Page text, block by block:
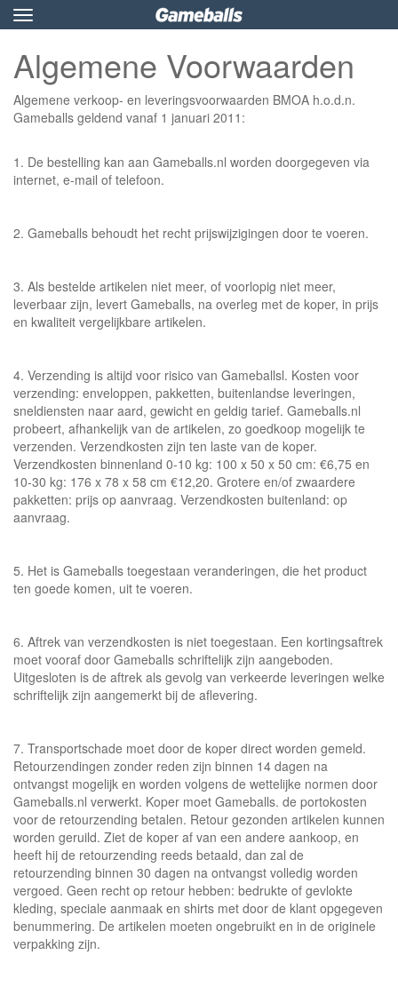
Toggle
navigation
Algemene Voorwaarden
Algemene verkoop- en leveringsvoorwaarden BMOA h.o.d.n.
Gameballs geldend vanaf 1 januari 2011:
1. De bestelling kan aan Gameballs.nl worden doorgegeven via
internet, e-mail of telefoon.
2. Gameballs behoudt het recht prijswijzigingen door te voeren.
3. Als bestelde artikelen niet meer, of voorlopig niet meer,
leverbaar zijn, levert Gameballs, na overleg met de koper, in prijs
en kwaliteit vergelijkbare artikelen.
4. Verzending is altijd voor risico van Gameballsl. Kosten voor
verzending: enveloppen, pakketten, buitenlandse leveringen,
sneldiensten naar aard, gewicht en geldig tarief. Gameballs.nl
probeert, afhankelijk van de artikelen, zo goedkoop mogelijk te
verzenden. Verzendkosten zijn ten laste van de koper.
Verzendkosten binnenland 0-10 kg: 100 x 50 x 50 cm: €6,75 en
10-30 kg: 176 x 78 x 58 cm €12,20. Grotere en/of zwaardere
pakketten: prijs op aanvraag. Verzendkosten buitenland: op
aanvraag.
5. Het is Gameballs toegestaan veranderingen, die het product
ten goede komen, uit te voeren.
6. Aftrek van verzendkosten is niet toegestaan. Een kortingsaftrek
moet vooraf door Gameballs schriftelijk zijn aangeboden.
Uitgesloten is de aftrek als gevolg van verkeerde leveringen welke
schriftelijk zijn aangemerkt bij de aflevering.
7. Transportschade moet door de koper direct worden gemeld.
Retourzendingen zonder reden zijn binnen 14 dagen na
ontvangst mogelijk en worden volgens de wettelijke normen door
Gameballs.nl verwerkt. Koper moet Gameballs. de portokosten
voor de retourzending betalen. Retour gezonden artikelen kunnen
worden geruild. Ziet de koper af van een andere aankoop, en
heeft hij de retourzending reeds betaald, dan zal de
retourzending binnen 30 dagen na ontvangst volledig worden
vergoed. Geen recht op retour hebben: bedrukte of gevlokte
kleding, speciale aanmaak en shirts met door de klant opgegeven
benummering. De artikelen moeten ongebruikt en in de originele
verpakking zijn.